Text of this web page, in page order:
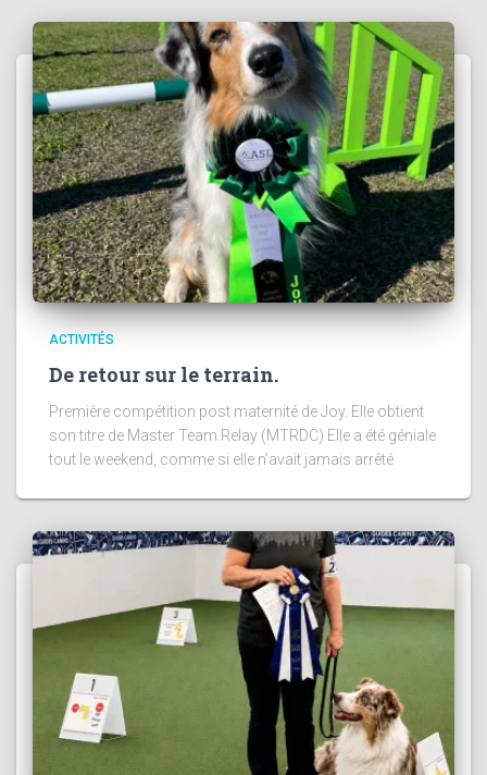
ACTIVITÉS
De retour sur le terrain.
Première compétition post maternité de Joy. Elle obtient
son titre de Master Team Relay (MTRDC) Elle a été géniale
tout le weekend, comme si elle n’avait jamais arrêté